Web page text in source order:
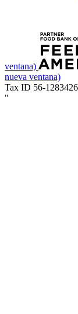
ventana)
nueva ventana)
Tax ID 56-1283426
"